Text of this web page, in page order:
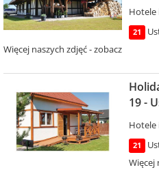
Hotele
21
Więcej naszych zdjęć - zobacz
19 -
Hotele
21
Więcej